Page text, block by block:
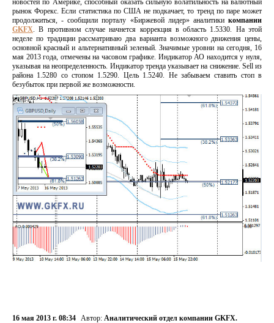
новостей по Америке, способный оказать сильную волатильность на валютный
рынок Форекс. Если статистика по США не подкачает, то тренд по паре может
продолжиться, - сообщили порталу «Биржевой лидер» аналитики компании
GKFX. В противном случае начнется коррекция в область 1.5330. На этой
неделе по традиции рассматриваю два варианта возможного движения цены,
основной красный и альтернативный зеленый. Значимые уровни на сегодня, 16
мая 2013 года, отмечены на часовом графике. Индикатор АО находится у нуля,
указывая на неопределенность. Индикатор тренда указывает на снижение. Sell из
района 1.5280 со стопом 1.5290. Цель 1.5240. Не забываем ставить стоп в
безубыток при первой же возможности.
16 мая 2013 г. 08:34 Автор: Аналитический отдел компании GKFX.